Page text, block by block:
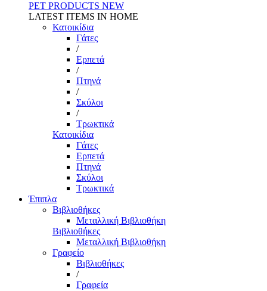
PET PRODUCTS NEW
LATEST ITEMS IN HOME
Κατοικίδια
Γάτες
/
Ερπετά
/
Πτηνά
/
Σκύλοι
/
Τρωκτικά
Κατοικίδια
Γάτες
Ερπετά
Πτηνά
Σκύλοι
Τρωκτικά
Έπιπλα
Βιβλιοθήκες
Μεταλλική Βιβλιοθήκη
Βιβλιοθήκες
Μεταλλική Βιβλιοθήκη
Γραφείο
Βιβλιοθήκες
/
Γραφεία